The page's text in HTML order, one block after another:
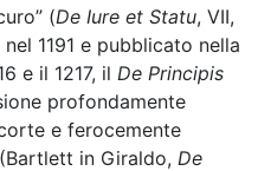
(De Iure et Statu, VII,
1191 e pubblicato nella
e il 1217, il De Principis
profondamente
e ferocemente
in Giraldo, De